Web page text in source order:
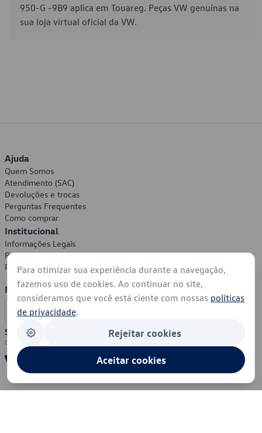
950-G -9B9 aplica em Touareg. Peças VW genuínas na
sua loja virtual oficial da VW.
Ajuda
Quem Somos
Atendimento (SAC)
Devoluções e trocas
Perguntas Frequentes
Como comprar
Institucional
Informações Legais
Política de Privacidade
Política de Cookies
Formas de Pagamento
Segurança
Para otimizar sua experiência durante a navegação,
fazemos uso de cookies. Ao continuar no site,
consideramos que você está ciente com nossas políticas
de privacidade.
Rejeitar cookies
Aceitar cookies